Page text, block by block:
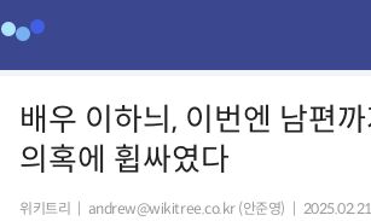
배우 이하늬, 이번엔 남편
의혹에 휩싸였다
위키트리 andrew@wikitree.co.kr (안준영) 2025.02.21